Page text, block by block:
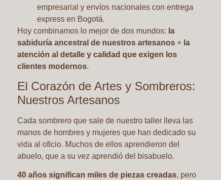
empresarial y envíos nacionales con entrega
express en Bogotá.
Hoy combinamos lo mejor de dos mundos: la
sabiduría ancestral de nuestros artesanos + la
atención al detalle y calidad que exigen los
clientes modernos.
El Corazón de Artes y Sombreros:
Nuestros Artesanos
Cada sombrero que sale de nuestro taller lleva las
manos de hombres y mujeres que han dedicado su
vida al oficio. Muchos de ellos aprendieron del
abuelo, que a su vez aprendió del bisabuelo.
40 años significan miles de piezas creadas, pero